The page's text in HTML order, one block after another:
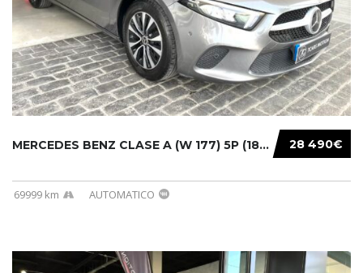
28 490€
MERCEDES BENZ CLASE A (W 177) 5P (18-) 2020....
69999 km AUTOMATICO